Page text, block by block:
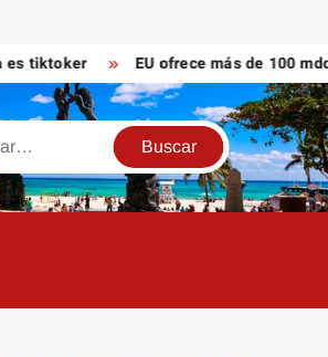
tiktoker EU ofrece más de 100 mdd